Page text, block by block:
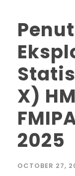
X)
2025
OCTOBER 27,